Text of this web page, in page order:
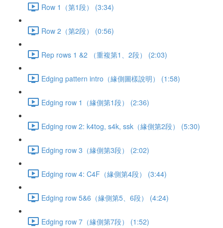
Row 1（第1段） (3:34)
Row 2（第2段） (0:56)
Rep rows 1 &2 （重複第1、2段） (2:03)
Edging pattern intro（緣側圖樣說明） (1:58)
Edging row 1（緣側第1段） (2:36)
Edging row 2: k4tog, s4k, ssk（緣側第2段） (5:30)
Edging row 3（緣側第3段） (2:02)
Edging row 4: C4F（緣側第4段） (3:44)
Edging row 5&6（緣側第5、6段） (4:24)
Edging row 7（緣側第7段） (1:52)